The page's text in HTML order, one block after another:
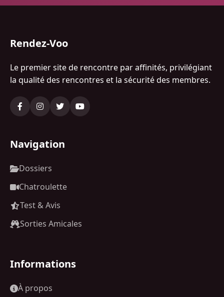
Rendez-Voo
Le premier site de rencontre par affinités, privilégiant
la qualité des rencontres et la sécurité des membres.
Navigation
Dossiers
Chatroulette
Test & Avis
Sorties Amicales
Informations
À propos